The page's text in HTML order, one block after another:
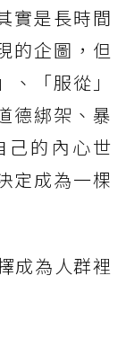
實是長時間
的企圖，但
「服從」
德綁架、暴
己的內心世
定成為一棵
成為人群裡